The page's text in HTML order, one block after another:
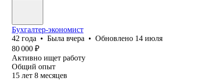
Бухгалтер-экономист
42 года • Была вчера • Обновлено 14 июля
80 000 ₽
Активно ищет работу
Общий опыт
15 лет 8 месяцев